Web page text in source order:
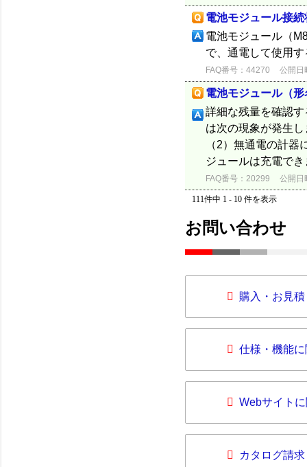
電池モジュール接
電池モジュール（
で、通電して使用
FAQ番号：44270 公開日
電池モジュール（
詳細な残量を確認
は次の現象が発生
（2）無通電の計
ジュールは充電で
FAQ番号：20299 公開日
111件中 1 - 10 件を表示
お問い合わせ
購入・お見
仕様・機能
Webサイト
カタログ請求